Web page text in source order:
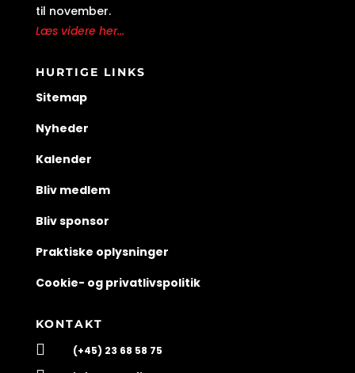
til november.
Læs videre her...
HURTIGE LINKS
Sitemap
Nyheder
Kalender
Bliv medlem
Bliv sponsor
Praktiske oplysninger
Cookie- og privatlivspolitik
KONTAKT
 (+45) 23 68 58 75